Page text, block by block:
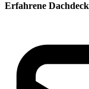
Erfahrene